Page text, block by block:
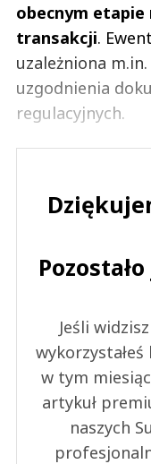
obecnym
transakcji.
uzależniona
uzgodnienia
regulacyjnych.
Jeśli
w tym
artykuł
naszych